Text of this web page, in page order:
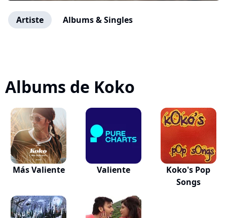
Artiste Albums & Singles
Albums de Koko
Más Valiente Valiente
Koko's Pop
Songs